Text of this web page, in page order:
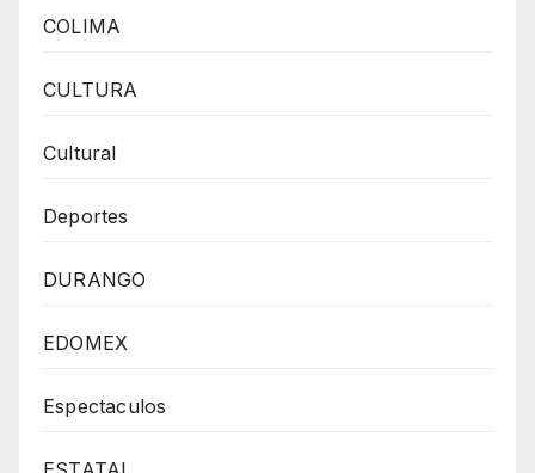
COLIMA
CULTURA
Cultural
Deportes
DURANGO
EDOMEX
Espectaculos